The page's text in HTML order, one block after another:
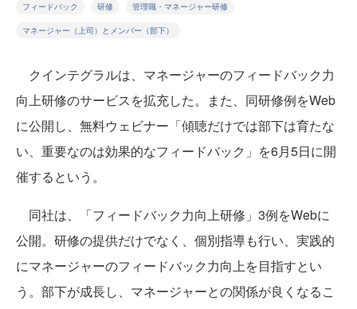
フィードバック 研修 管理職・マネージャー研修
マネージャー（上司）とメンバー（部下）
クインテグラルは、マネージャーのフィードバック力
向上研修のサービスを拡充した。また、同研修例をWeb
に公開し、無料ウェビナー「傾聴だけでは部下は育たな
い、重要なのは効果的なフィードバック」を6月5日に開
催するという。
同社は、「フィードバック力向上研修」3例をWebに
公開。研修の提供だけでなく、個別指導も行い、実践的
にマネージャーのフィードバック力向上を目指すとい
う。部下が成長し、マネージャーとの関係が良くなるこ